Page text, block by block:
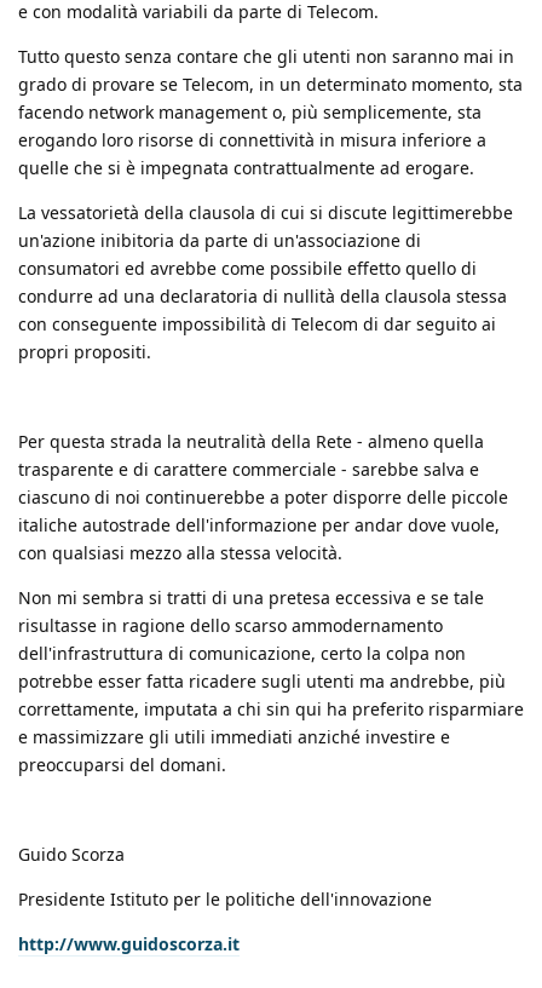
e con modalità variabili da parte di Telecom.
Tutto questo senza contare che gli utenti non saranno mai in
grado di provare se Telecom, in un determinato momento, sta
facendo network management o, più semplicemente, sta
erogando loro risorse di connettività in misura inferiore a
quelle che si è impegnata contrattualmente ad erogare.
La vessatorietà della clausola di cui si discute legittimerebbe
un'azione inibitoria da parte di un'associazione di
consumatori ed avrebbe come possibile effetto quello di
condurre ad una declaratoria di nullità della clausola stessa
con conseguente impossibilità di Telecom di dar seguito ai
propri propositi.
Per questa strada la neutralità della Rete - almeno quella
trasparente e di carattere commerciale - sarebbe salva e
ciascuno di noi continuerebbe a poter disporre delle piccole
italiche autostrade dell'informazione per andar dove vuole,
con qualsiasi mezzo alla stessa velocità.
Non mi sembra si tratti di una pretesa eccessiva e se tale
risultasse in ragione dello scarso ammodernamento
dell'infrastruttura di comunicazione, certo la colpa non
potrebbe esser fatta ricadere sugli utenti ma andrebbe, più
correttamente, imputata a chi sin qui ha preferito risparmiare
e massimizzare gli utili immediati anziché investire e
preoccuparsi del domani.
Guido Scorza
Presidente Istituto per le politiche dell'innovazione
http://www.guidoscorza.it